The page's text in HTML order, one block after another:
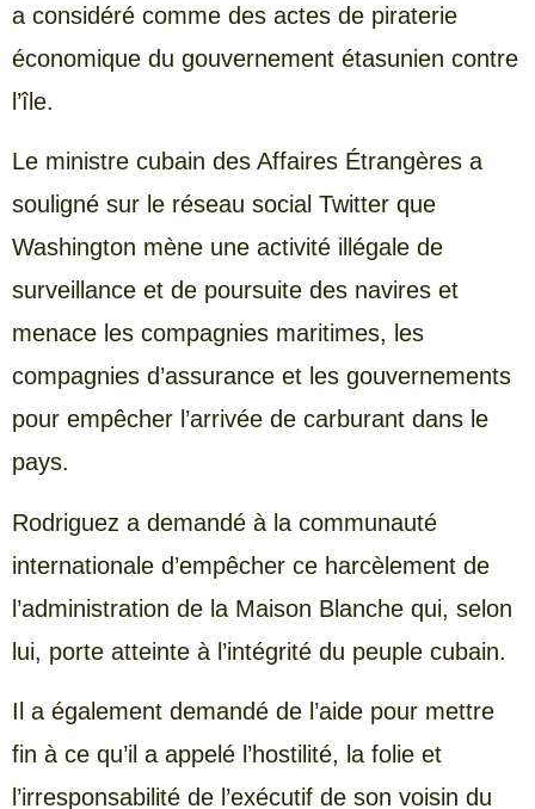
a considéré comme des actes de piraterie
économique du gouvernement étasunien contre
l’île.
Le ministre cubain des Affaires Étrangères a
souligné sur le réseau social Twitter que
Washington mène une activité illégale de
surveillance et de poursuite des navires et
menace les compagnies maritimes, les
compagnies d’assurance et les gouvernements
pour empêcher l’arrivée de carburant dans le
pays.
Rodriguez a demandé à la communauté
internationale d’empêcher ce harcèlement de
l’administration de la Maison Blanche qui, selon
lui, porte atteinte à l’intégrité du peuple cubain.
Il a également demandé de l’aide pour mettre
fin à ce qu’il a appelé l’hostilité, la folie et
l’irresponsabilité de l’exécutif de son voisin du